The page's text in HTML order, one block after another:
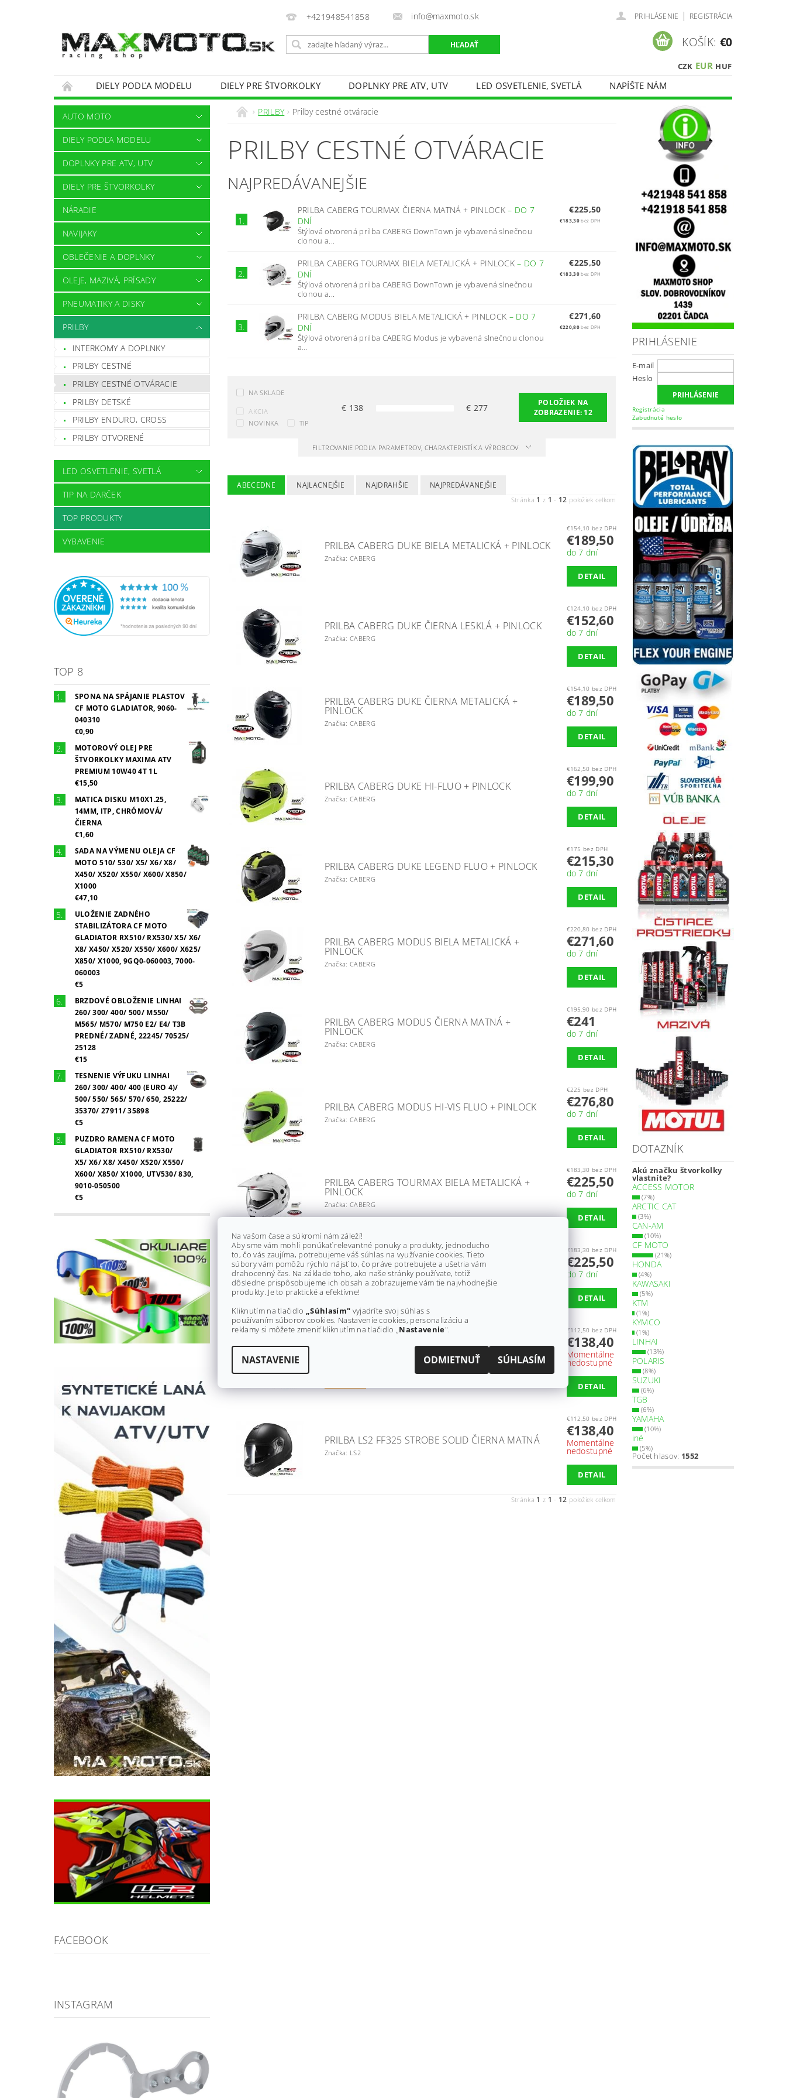
+421948541858 info@maxmoto.sk PRIHLÁSENIE | REGISTRÁCIA
CZK EUR HUF
KOŠÍK: €0
DIELY PODĽA MODELU DIELY PRE ŠTVORKOLKY DOPLNKY PRE ATV, UTV LED OSVETLENIE, SVETLÁ
NAPÍŠTE NÁM
OBCHODNÉ PODMIENKY
KONTAKTY
AUTO MOTO
DIELY PODĽA MODELU
DOPLNKY PRE ATV, UTV
DIELY PRE ŠTVORKOLKY
NÁRADIE
NAVIJAKY
OBLEČENIE A DOPLNKY
OLEJE, MAZIVÁ, PRÍSADY
PNEUMATIKY A DISKY
PRILBY
INTERKOMY A DOPLNKY
PRILBY CESTNÉ
PRILBY CESTNÉ OTVÁRACIE
PRILBY DETSKÉ
PRILBY ENDURO, CROSS
PRILBY OTVORENÉ
LED OSVETLENIE, SVETLÁ
TIP NA DARČEK
TOP PRODUKTY
VYBAVENIE
TOP 8
SPONA NA SPÁJANIE PLASTOV
CF MOTO GLADIATOR, 9060-
040310
€0,90
MOTOROVÝ OLEJ PRE
ŠTVORKOLKY MAXIMA ATV
PREMIUM 10W40 4T 1L
€15,50
MATICA DISKU M10X1.25,
14MM, ITP, CHRÓMOVÁ/
ČIERNA
€1,60
SADA NA VÝMENU OLEJA CF
MOTO 510/ 530/ X5/ X6/ X8/
X450/ X520/ X550/ X600/ X850/
X1000
€47,10
ULOŽENIE ZADNÉHO
STABILIZÁTORA CF MOTO
GLADIATOR RX510/ RX530/ X5/ X6/
X8/ X450/ X520/ X550/ X600/ X625/
X850/ X1000, 9GQ0-060003, 7000-
060003
€5
BRZDOVÉ OBLOŽENIE LINHAI
260/ 300/ 400/ 500/ M550/
M565/ M570/ M750 E2/ E4/ T3B
PREDNÉ/ ZADNÉ, 22245/ 70525/
25128
€15
TESNENIE VÝFUKU LINHAI
260/ 300/ 400/ 400 (EURO 4)/
500/ 550/ 565/ 570/ 650, 25222/
35370/ 27911/ 35898
€5
PUZDRO RAMENA CF MOTO
GLADIATOR RX510/ RX530/
X5/ X6/ X8/ X450/ X520/ X550/
X600/ X850/ X1000, UTV530/ 830,
9010-050500
€5
FACEBOOK
INSTAGRAM
PRILBY Prilby cestné otváracie
PRILBY CESTNÉ OTVÁRACIE
NAJPREDÁVANEJŠIE
1.
PRILBA CABERG TOURMAX ČIERNA MATNÁ + PINLOCK– DO 7
DNÍ
Štýlová otvorená prilba CABERG DownTown je vybavená slnečnou
clonou a...
€225,50
€183,30bez DPH
2.
PRILBA CABERG TOURMAX BIELA METALICKÁ + PINLOCK– DO 7
DNÍ
Štýlová otvorená prilba CABERG DownTown je vybavená slnečnou
clonou a...
€225,50
€183,30bez DPH
3.
PRILBA CABERG MODUS BIELA METALICKÁ + PINLOCK – DO 7
DNÍ
Štýlová otvorená prilba CABERG Modus je vybavená slnečnou clonou
a...
€271,60
€220,80bez DPH
NA SKLADE
AKCIA
NOVINKA
TIP
€ 138 € 277
POLOŽIEK NA
ZOBRAZENIE: 12
FILTROVANIE PODĽA PARAMETROV, CHARAKTERISTÍK A VÝROBCOV
ABECEDNE NAJLACNEJŠIE NAJDRAHŠIE NAJPREDÁVANEJŠIE
Stránka 1 z 1 - 12 položiek celkom
PRILBA CABERG DUKE BIELA METALICKÁ + PINLOCK
Značka: CABERG
€154,10 bez DPH
€189,50
do 7 dní
DETAIL
PRILBA CABERG DUKE ČIERNA LESKLÁ + PINLOCK
Značka: CABERG
€124,10 bez DPH
€152,60
do 7 dní
DETAIL
PRILBA CABERG DUKE ČIERNA METALICKÁ +
PINLOCK
Značka: CABERG
€154,10 bez DPH
€189,50
do 7 dní
DETAIL
PRILBA CABERG DUKE HI-FLUO + PINLOCK
Značka: CABERG
€162,50 bez DPH
€199,90
do 7 dní
DETAIL
PRILBA CABERG DUKE LEGEND FLUO + PINLOCK
Značka: CABERG
€175 bez DPH
€215,30
do 7 dní
DETAIL
PRILBA CABERG MODUS BIELA METALICKÁ +
PINLOCK
Značka: CABERG
€220,80 bez DPH
€271,60
do 7 dní
DETAIL
PRILBA CABERG MODUS ČIERNA MATNÁ +
PINLOCK
Značka: CABERG
€195,90 bez DPH
€241
do 7 dní
DETAIL
PRILBA CABERG MODUS HI-VIS FLUO + PINLOCK
Značka: CABERG
€225 bez DPH
€276,80
do 7 dní
DETAIL
PRILBA CABERG TOURMAX BIELA METALICKÁ +
PINLOCK
Značka: CABERG
€183,30 bez DPH
€225,50
do 7 dní
DETAIL
PRILBA CABERG TOURMAX ČIERNA MATNÁ +
PINLOCK
Značka: CABERG
€183,30 bez DPH
€225,50
do 7 dní
DETAIL
€112,50 bez DPH
€138,40
Momentálne
nedostupné
DETAIL
PRILBA LS2 FF325 STROBE SOLID ČIERNA MATNÁ
Značka: LS2
€112,50 bez DPH
€138,40
Momentálne
nedostupné
DETAIL
Stránka 1 z 1 - 12 položiek celkom
PRIHLÁSENIE
E-mail
Heslo
Registrácia
Zabudnuté heslo
DOTAZNÍK
Akú značku štvorkolky
vlastníte?
ACCESS MOTOR
(7%)
ARCTIC CAT
(3%)
CAN-AM
(10%)
CF MOTO
(21%)
HONDA
(4%)
KAWASAKI
(5%)
KTM
(1%)
KYMCO
(1%)
LINHAI
(13%)
POLARIS
(8%)
SUZUKI
(6%)
TGB
(6%)
YAMAHA
(10%)
iné
(5%)
Počet hlasov: 1552
Na vašom čase a súkromí nám záleží!
Aby sme vám mohli ponúkať relevantné ponuky a produkty, jednoducho
to, čo vás zaujíma, potrebujeme váš súhlas na využívanie cookies. Tieto
súbory vám pomôžu rýchlo nájsť to, čo práve potrebujete a ušetria vám
drahocenný čas. Na základe toho, ako naše stránky používate, totiž
dôsledne prispôsobujeme ich obsah a zobrazujeme vám tie najvhodnejšie
produkty. Je to praktické a efektívne!
Kliknutím na tlačidlo
„Súhlasím" vyjadríte svoj súhlas s
používaním súborov cookies. Nastavenie cookies, personalizáciu a
reklamy si môžete zmeniť kliknutím na tlačidlo „ Nastavenie".
NASTAVENIE ODMIETNUŤ SÚHLASÍM